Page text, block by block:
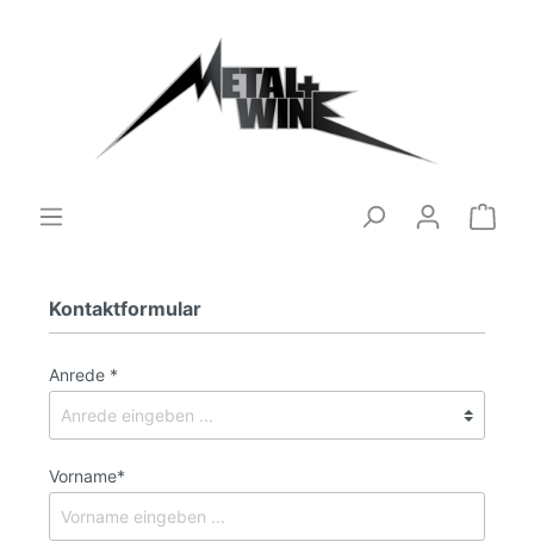
Kontaktformular
Anrede *
Vorname*